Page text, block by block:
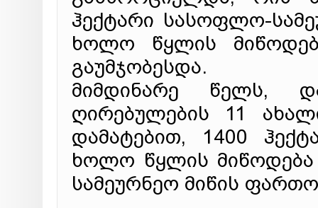
ჰექტარი სასოფლო-
ხოლო წყლის
გაუმჯობესდა.
მიმდინარე წელს,
ღირებულების 11
დამატებით, 1400
ხოლო წყლის
სამეურნეო მიწის